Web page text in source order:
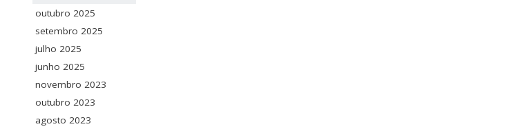
outubro 2025
setembro 2025
julho 2025
junho 2025
novembro 2023
outubro 2023
agosto 2023